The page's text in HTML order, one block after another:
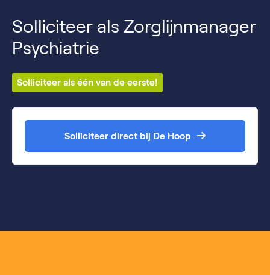
Solliciteer als Zorglijnmanager
Psychiatrie
Solliciteer als één van de eerste!
Solliciteer direct bij De Hoop